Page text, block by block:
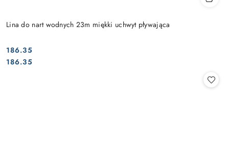
Lina do nart wodnych 23m miękki uchwyt pływająca
Cena:
186.35
Cena:
186.35